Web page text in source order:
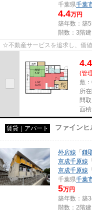
千葉県千葉
4.4万円
築年数：築
階数：3階建
☆不動産サービスを追求し、価
4.4
(管
敷
所
間
面
賃貸｜アパート ファイン
外房線 「鎌
京成千原線
京成千原線
千葉県千葉
5万円
築年数：築
階数：2階建